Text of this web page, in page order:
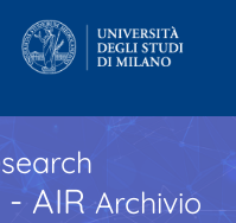
- AIR Archivio